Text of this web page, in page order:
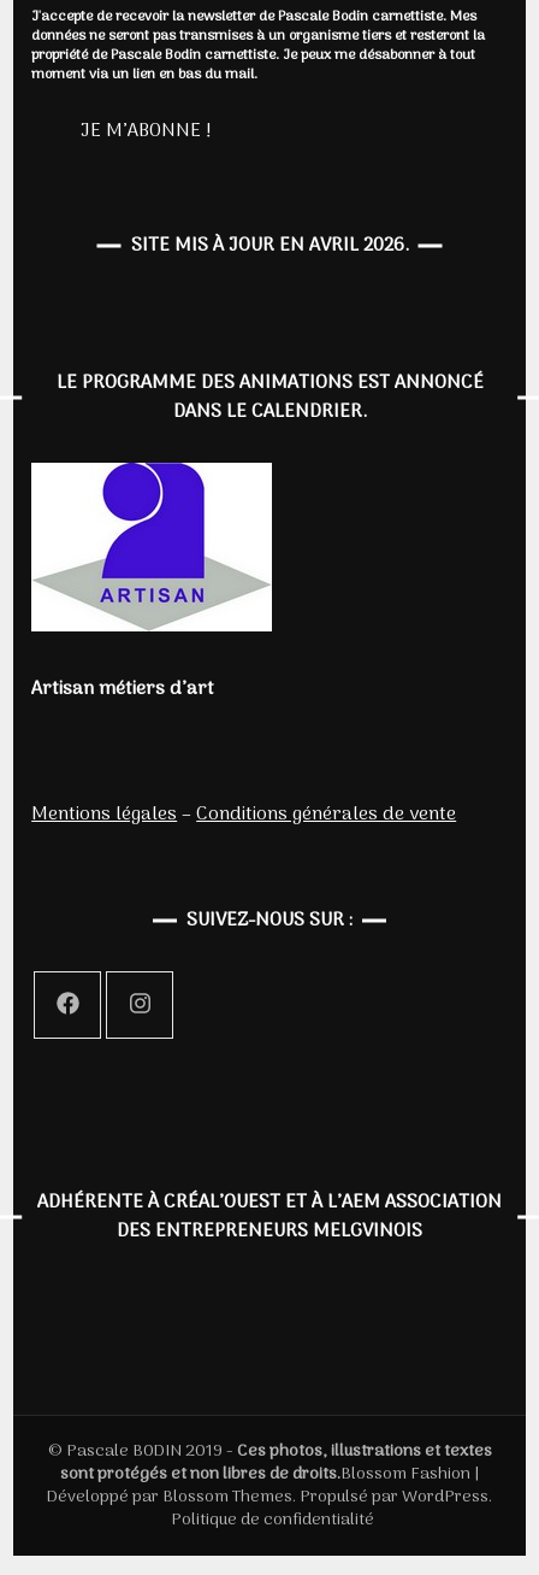
J'accepte de recevoir la newsletter de Pascale Bodin carnettiste. Mes
données ne seront pas transmises à un organisme tiers et resteront la
propriété de Pascale Bodin carnettiste. Je peux me désabonner à tout
moment via un lien en bas du mail.
SITE MIS À JOUR EN AVRIL 2026.
LE PROGRAMME DES ANIMATIONS EST ANNONCÉ
DANS LE CALENDRIER.
Artisan métiers d’art
Mentions légales–Conditions générales de vente
SUIVEZ-NOUS SUR :
ADHÉRENTE À CRÉAL’OUEST ET À L’AEM ASSOCIATION
DES ENTREPRENEURS MELGVINOIS
© Pascale BODIN 2019 -Ces photos, illustrations et textes
sont protégés et non libres de droits.Blossom Fashion |
Développé par Blossom Themes. Propulsé parWordPress.
Politique de confidentialité